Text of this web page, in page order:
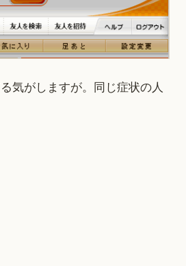
気がしますが。同じ症状の人